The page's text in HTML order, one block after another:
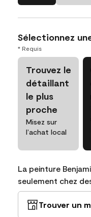
Sélectionnez
* Requis
Trouvez le
détaillant
le plus
proche
Misez sur
l’achat local
La peinture
seulement chez
Trouver un